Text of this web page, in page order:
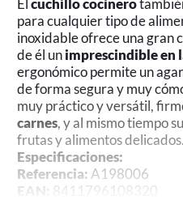
Elcuchillo cocinero
para cualquier tipo de
inoxidable ofrece una gran
de él unimprescindible en
ergonómico permite un
de forma segura y muy
muy práctico y versátil,
carnes, y al mismo tiempo
frutas y alimentos delicados.
Especificaciones:
Referencia: A198006
EAN: 8411796108320